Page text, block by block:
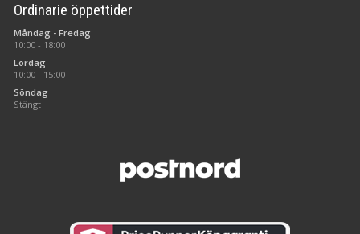
Ordinarie öppettider
Måndag - Fredag
10:00 - 18:00
Lördag
10:00 - 15:00
Söndag
Stängt